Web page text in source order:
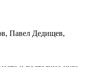
Павел Дедищев,